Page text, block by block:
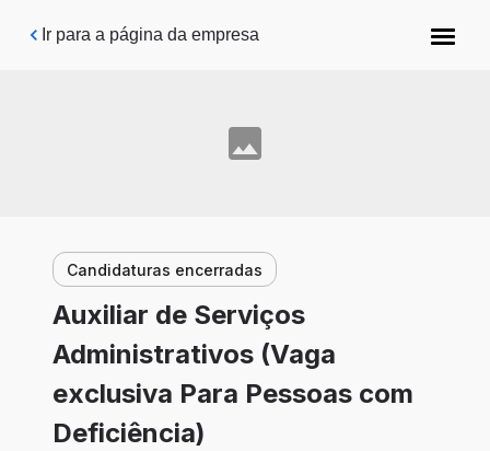
Pular para o conteúdo principal
Ir para a página da empresa
Candidaturas encerradas
Auxiliar de Serviços
Administrativos (Vaga
exclusiva Para Pessoas com
Deficiência)